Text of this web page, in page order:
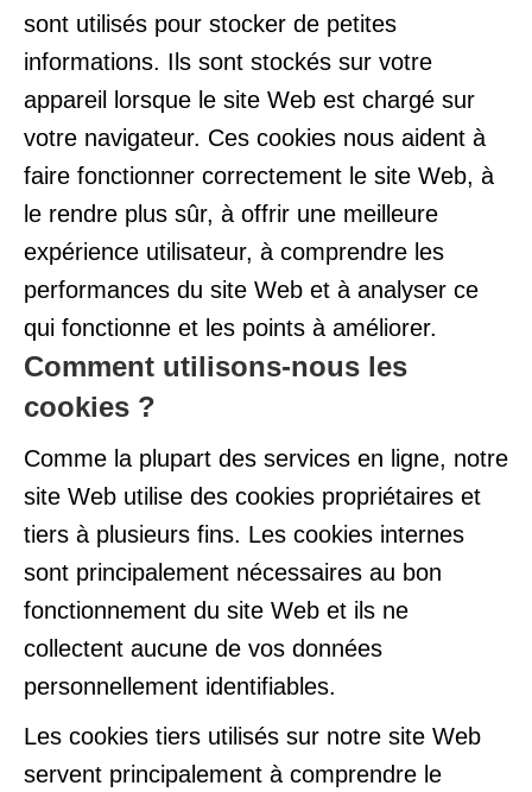
sont utilisés pour stocker de petites
informations. Ils sont stockés sur votre
appareil lorsque le site Web est chargé sur
votre navigateur. Ces cookies nous aident à
faire fonctionner correctement le site Web, à
le rendre plus sûr, à offrir une meilleure
expérience utilisateur, à comprendre les
performances du site Web et à analyser ce
qui fonctionne et les points à améliorer.
Comment utilisons-nous les
cookies ?
Comme la plupart des services en ligne, notre
site Web utilise des cookies propriétaires et
tiers à plusieurs fins. Les cookies internes
sont principalement nécessaires au bon
fonctionnement du site Web et ils ne
collectent aucune de vos données
personnellement identifiables.
Les cookies tiers utilisés sur notre site Web
servent principalement à comprendre le